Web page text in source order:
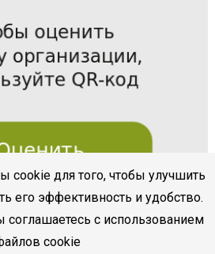
для того, чтобы улучшить
его эффективность и удобство.
соглашаетесь с использованием
cookie